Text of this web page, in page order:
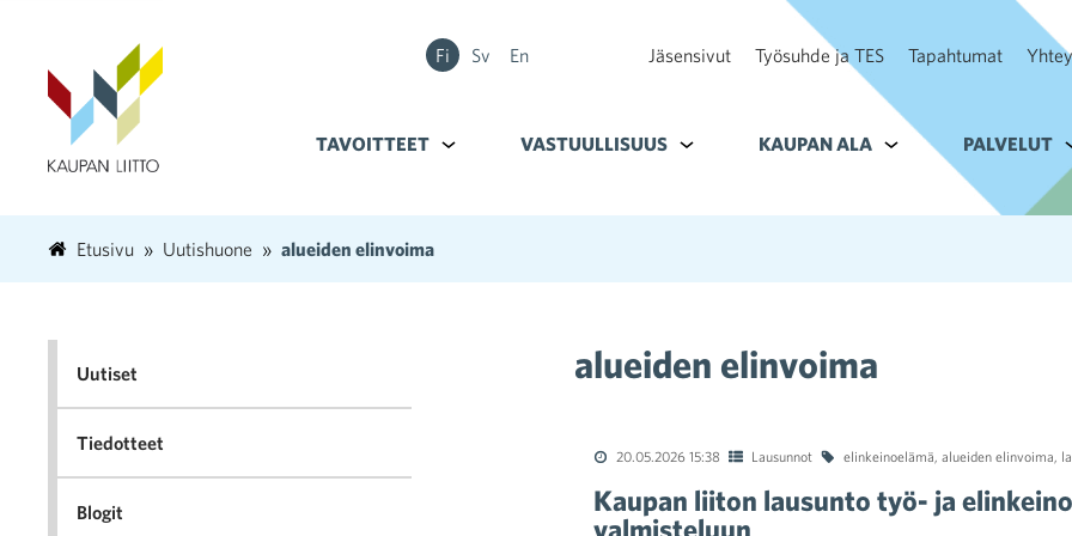
Fi Sv En Jäsensivut Työsuhde ja TES Tapahtumat
TAVOITTEET Alavalikko kohteelle Tavoitteet
VASTUULLISUUS Alavalikko kohteelle Vastuullisuus
KAUPAN ALA Alavalikko kohteelle
PALVELUT
Etusivu Uutishuone alueiden elinvoima
alueiden elinvoima
20.05.2026 15:38 Lausunnot elinkeinoelämä, alueiden elinvoima,
Kaupan liiton lausunto työ- ja
valmisteluun
Uutiset
Tiedotteet
Blogit